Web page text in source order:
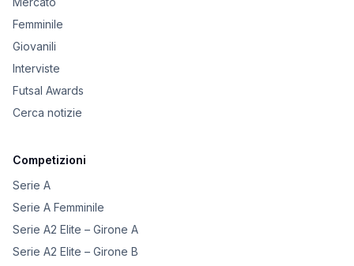
Femminile
Giovanili
Interviste
Futsal Awards
Cerca notizie
Competizioni
Serie A
Serie A Femminile
Serie A2 Elite – Girone A
Serie A2 Elite – Girone B